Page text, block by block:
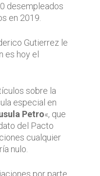
desempleados
en 2019.
Gutierrez le
es hoy el
sobre la
especial en
Petro«, que
del Pacto
cualquier
nulo.
por parte